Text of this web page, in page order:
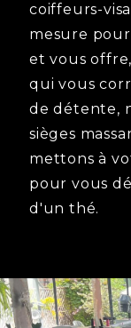
coiffeurs-
mesure
et vous
qui vous
de détente,
sièges
mettons à
pour vous
d'un thé.